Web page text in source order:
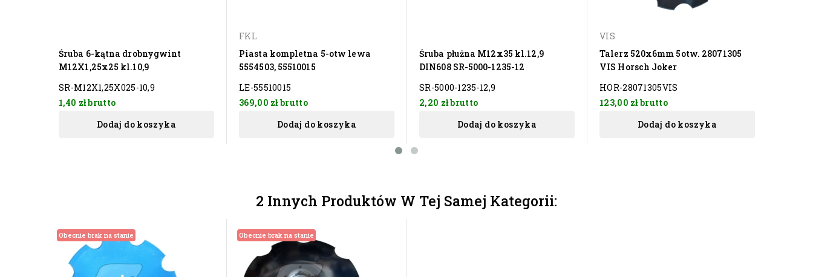
Śruba 6-kątna drobnygwint
M12X1,25x25 kl.10,9
SR-M12X1,25X025-10,9
1,40 złbrutto
Dodaj do koszyka
FKL
Piasta kompletna 5-otw lewa
5554503, 55510015
LE-55510015
369,00 złbrutto
Dodaj do koszyka
Śruba płużna M12x35 kl.12,9
DIN608 SR-5000-1235-12
SR-5000-1235-12,9
2,20 złbrutto
Dodaj do koszyka
VIS
Talerz 520x6mm 5otw. 28071305
VIS Horsch Joker
HOR-28071305VIS
123,00 złbrutto
Dodaj do koszyka
2 Innych Produktów W Tej Samej Kategorii:
Obecnie brak na stanie Obecnie brak na stanie